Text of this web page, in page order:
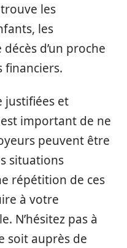
les
les
d’un proche
financiers.
justifiées et
important de ne
peuvent être
situations
répétition de ces
à votre
N’hésitez pas à
soit auprès de